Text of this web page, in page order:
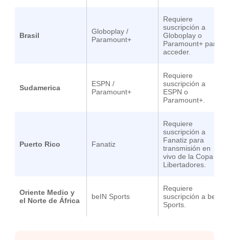
Brasil
Globoplay /
Paramount+
Requiere
suscripción a
Globoplay o
Paramount+ para
acceder.
Sudamerica ESPN /
Paramount+
Requiere
suscripción a
ESPN o
Paramount+.
Puerto Rico Fanatiz
Requiere
suscripción a
Fanatiz para
transmisión en
vivo de la Copa
Libertadores.
Oriente Medio y
el Norte de África
beIN Sports
Requiere
suscripción a beIN
Sports.